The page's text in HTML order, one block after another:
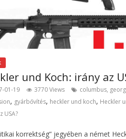
und Koch: irány az
01-19 3770 Views columbus,
, gyárbővítés, heckler und koch, Heckler
USA?
korrektség” jegyében a német